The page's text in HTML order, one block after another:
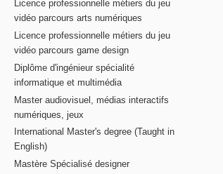
Licence professionnelle métiers du jeu
vidéo parcours arts numériques
Licence professionnelle métiers du jeu
vidéo parcours game design
Diplôme d'ingénieur spécialité
informatique et multimédia
Master audiovisuel, médias interactifs
numériques, jeux
International Master's degree (Taught in
English)
Mastère Spécialisé designer